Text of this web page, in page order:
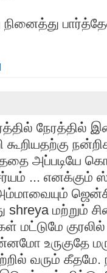
நேரத்தில்
அப்படியே
... எனக்கும்
மற்றும்
மட்டுமே
உருகுதே
வரும் கீதமே.